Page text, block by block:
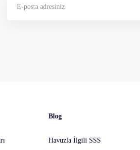
Blog
Havuzla İlgili SSS